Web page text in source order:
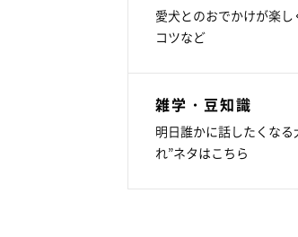
愛犬とのおでかけが楽
コツなど
雑学・豆知識
明日誰かに話したくなる
れ”ネタはこちら